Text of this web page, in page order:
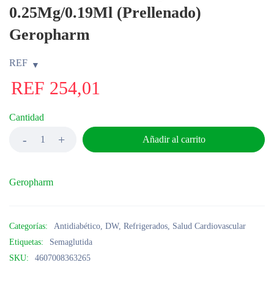
0.25Mg/0.19Ml (Prellenado)
Geropharm
REF
REF 254,01
Cantidad
Añadir al carrito
Geropharm
Categorías: Antidiabético DW, Refrigerados Salud Cardiovascular
Etiquetas:
Semaglutida
SKU:
4607008363265